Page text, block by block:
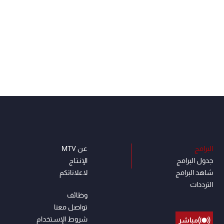
البرامج
جدول البرامج
شاهد البرامج
الترددات
مباشر
عن MTV
الإنـتـاج
لاعلاناتكم
وظائف
تواصل معنا
شروط الإسـتخدام